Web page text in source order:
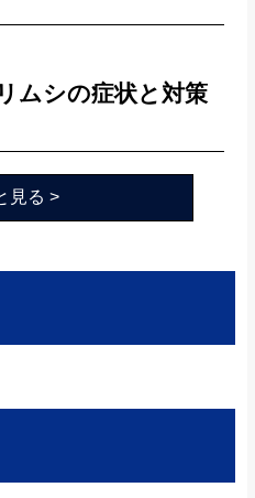
ムシの症状と対策
見る >